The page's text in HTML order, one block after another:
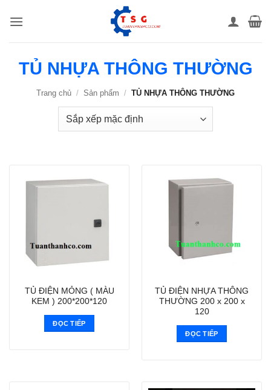
qua
TỦ NHỰA THÔNG THƯỜNG
Trang chủ / Sản phẩm / TỦ NHỰA THÔNG THƯỜNG
TỦ ĐIỆN MỎNG ( MÀU
KEM ) 200*200*120
ĐỌC TIẾP
TỦ ĐIỆN NHỰA THÔNG
THƯỜNG 200 x 200 x
120
ĐỌC TIẾP